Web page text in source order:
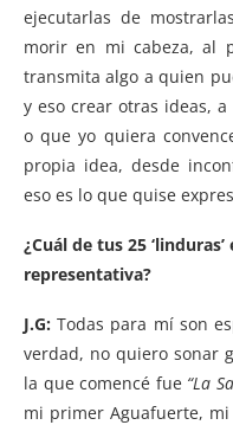
ejecutarlas de
morir en mi cabeza, al
transmita algo a quien
y eso crear otras ideas,
o que yo quiera
propia idea, desde
eso es lo que quise
¿Cuál de tus 25
representativa?
J.G: Todas para mí son
verdad, no quiero sonar
la que comencé fue “La
mi primer Aguafuerte,